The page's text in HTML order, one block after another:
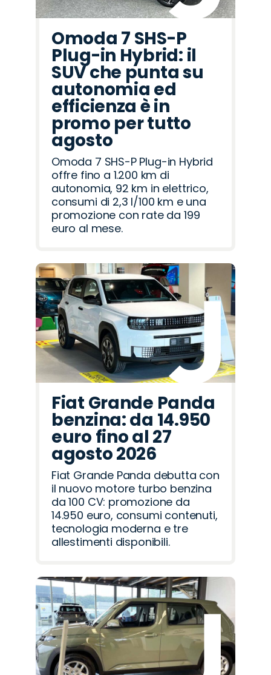
Omoda 7 SHS-P
Plug-in Hybrid: il
SUV che punta su
autonomia ed
efficienza è in
promo per tutto
agosto
Omoda 7 SHS-P Plug-in Hybrid
offre fino a 1.200 km di
autonomia, 92 km in elettrico,
consumi di 2,3 l/100 km e una
promozione con rate da 199
euro al mese.
Fiat Grande Panda
benzina: da 14.950
euro fino al 27
agosto 2026
Fiat Grande Panda debutta con
il nuovo motore turbo benzina
da 100 CV: promozione da
14.950 euro, consumi contenuti,
tecnologia moderna e tre
allestimenti disponibili.